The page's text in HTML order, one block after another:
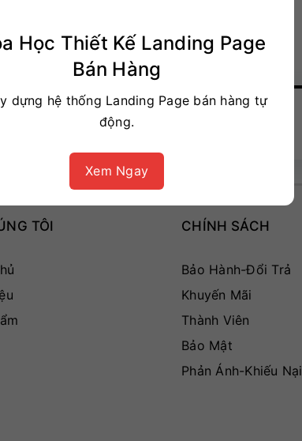
TÔI CHÍNH SÁCH
Bảo Hành-Đổi Trả
Khuyến Mãi
Thành Viên
Bảo Mật
Phản Ánh-Khiếu Nại
Học Thiết Kế Landing Page
Bán Hàng
dựng hệ thống Landing Page bán hàng tự
động.
Xem Ngay